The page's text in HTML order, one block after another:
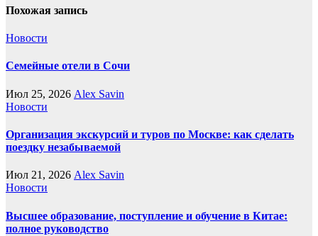
Похожая запись
Новости
Семейные отели в Сочи
Июл 25, 2026 Alex Savin
Новости
Организация экскурсий и туров по Москве: как сделать
поездку незабываемой
Июл 21, 2026 Alex Savin
Новости
Высшее образование, поступление и обучение в Китае:
полное руководство